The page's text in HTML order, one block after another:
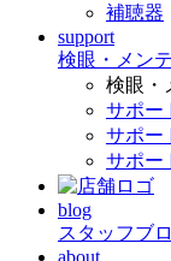
補聴器
support
検眼・メン
検眼・
サポー
サポー
サポー
blog
スタッフブ
about